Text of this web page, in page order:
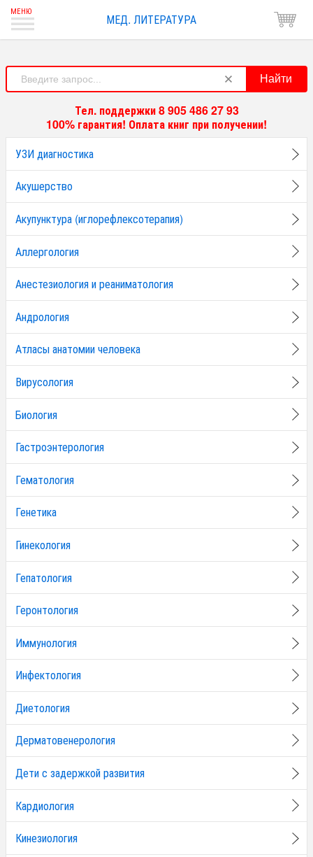
МЕД. ЛИТЕРАТУРА
Найти
Тел. поддержки 8 905 486 27 93
100% гарантия! Оплата книг при получении!
УЗИ диагностика
Акушерство
Акупунктура (иглорефлексотерапия)
Аллергология
Анестезиология и реаниматология
Андрология
Атласы анатомии человека
Вирусология
Биология
Гастроэнтерология
Гематология
Генетика
Гинекология
Гепатология
Геронтология
Иммунология
Инфектология
Диетология
Дерматовенерология
Дети с задержкой развития
Кардиология
Кинезиология